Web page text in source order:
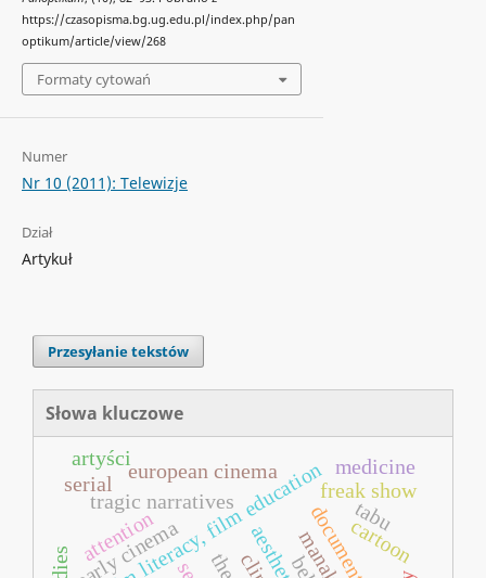
https://czasopisma.bg.ug.edu.pl/index.php/pan
optikum/article/view/268
Formaty cytowań
Numer
Nr 10 (2011): Telewizje
Dział
Artykuł
Przesyłanie tekstów
Słowa kluczowe
film literacy, film education
tragic narratives
european cinema
early cinema cartoon
freak show
tabu
medicine
attention
serial
artyści